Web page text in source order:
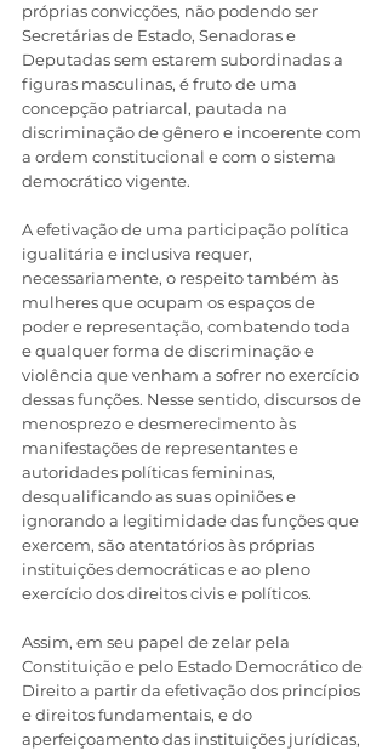
próprias convicções, não podendo ser
Secretárias de Estado, Senadoras e
Deputadas sem estarem subordinadas a
figuras masculinas, é fruto de uma
concepção patriarcal, pautada na
discriminação de gênero e incoerente com
a ordem constitucional e com o sistema
democrático vigente.
A efetivação de uma participação política
igualitária e inclusiva requer,
necessariamente, o respeito também às
mulheres que ocupam os espaços de
poder e representação, combatendo toda
e qualquer forma de discriminação e
violência que venham a sofrer no exercício
dessas funções. Nesse sentido, discursos de
menosprezo e desmerecimento às
manifestações de representantes e
autoridades políticas femininas,
desqualificando as suas opiniões e
ignorando a legitimidade das funções que
exercem, são atentatórios às próprias
instituições democráticas e ao pleno
exercício dos direitos civis e políticos.
Assim, em seu papel de zelar pela
Constituição e pelo Estado Democrático de
Direito a partir da efetivação dos princípios
e direitos fundamentais, e do
aperfeiçoamento das instituições jurídicas,